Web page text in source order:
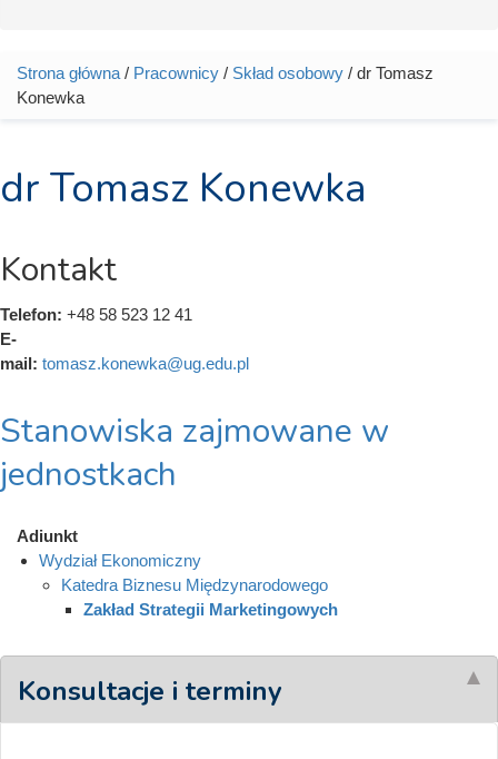
Jesteś tutaj
Strona główna / Pracownicy / Skład osobowy / dr Tomasz
Konewka
dr Tomasz Konewka
Kontakt
Telefon: +48 58 523 12 41
E-
mail: tomasz.konewka@ug.edu.pl
Stanowiska zajmowane w
jednostkach
Adiunkt
Wydział Ekonomiczny
Katedra Biznesu Międzynarodowego
Zakład Strategii Marketingowych
Konsultacje i terminy